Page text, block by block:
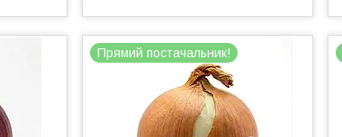
Прямий постачальник!